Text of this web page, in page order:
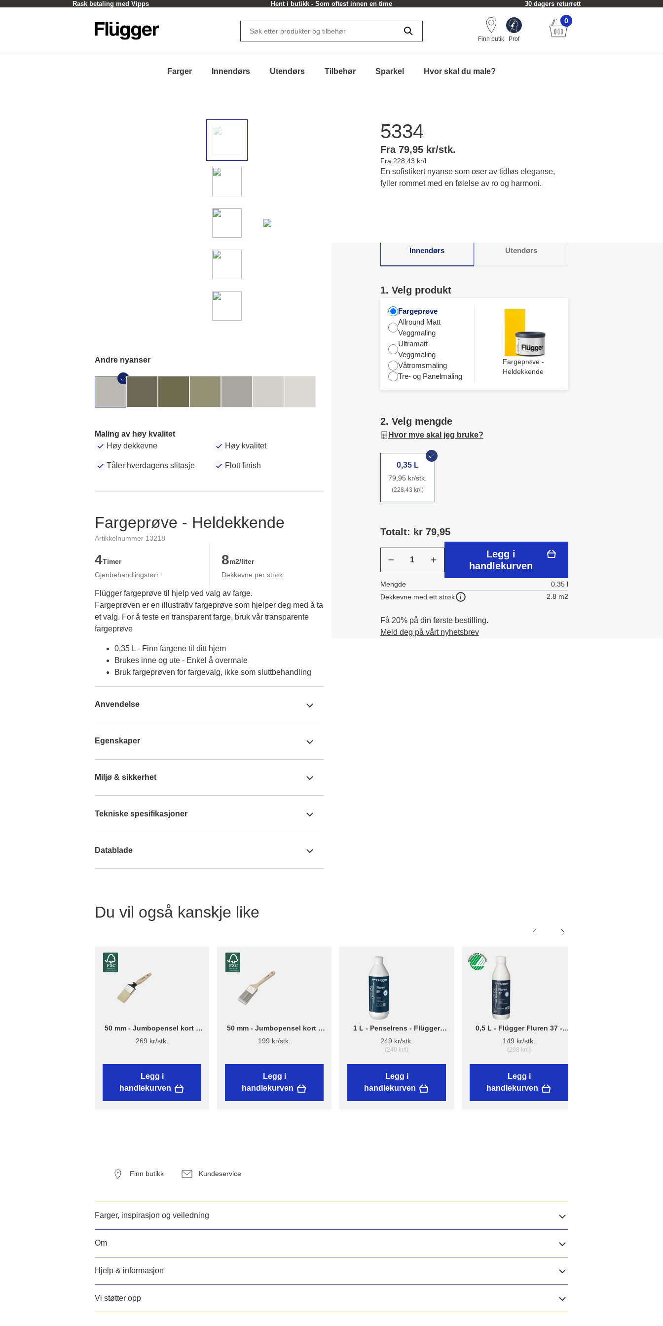
Rask betaling med Vipps Hent i butikk - Som oftest innen en time 30 dagers returrett
Finn butik Prof
0
Farger Innendørs Utendørs Tilbehør Sparkel Hvor skal du male?
Andre nyanser
Maling av høy kvalitet
Høy dekkevne
Høy kvalitet
Tåler hverdagens slitasje Flott finish
Fargeprøve - Heldekkende
Artikkelnummer 13218
4Timer
Gjenbehandlingstørr
8m2/liter
Dekkevne per strøk
Flügger fargeprøve til hjelp ved valg av farge.
Fargeprøven er en illustrativ fargeprøve som hjelper deg med å ta
et valg. For å teste en transparent farge, bruk vår transparente
fargeprøve
0,35 L - Finn fargene til ditt hjem
Brukes inne og ute - Enkel å overmale
Bruk fargeprøven for fargevalg, ikke som sluttbehandling
Anvendelse
Egenskaper
Miljø & sikkerhet
Tekniske spesifikasjoner
Datablade
5334
Fra 79,95 kr/stk.
Fra 228,43 kr/l
En sofistikert nyanse som oser av tidløs eleganse,
fyller rommet med en følelse av ro og harmoni.
Innendørs Utendørs
1. Velg produkt
Fargeprøve
Allround Matt
Veggmaling
Ultramatt
Veggmaling
Våtromsmaling
Tre- og Panelmaling
Fargeprøve -
Heldekkende
2. Velg mengde
Hvor mye skal jeg bruke?
0,35 L
79,95 kr/stk.
(228,43 kr/l)
Totalt: kr 79,95
Legg i
handlekurven
Mengde
0.35 l
Dekkevne med ett strøk
2.8 m2
Få 20% på din første bestilling.
Meld deg på vårt nyhetsbrev
Du vil også kanskje like
50 mm - Jumbopensel kort –
Flügger Excellence
269 kr/stk.
Legg i
handlekurven
50 mm - Jumbopensel kort –
Flügger Pro Series
199 kr/stk.
Legg i
handlekurven
1 L - Penselrens - Flügger
Fluren 59
249 kr/stk.
(249 kr/l)
Legg i
handlekurven
0,5 L - Flügger Fluren 37 -
Grunnrengjøring
149 kr/stk.
(298 kr/l)
Legg i
handlekurven
Finn butikk Kundeservice
Farger, inspirasjon og veiledning
Om
Hjelp & informasjon
Vi støtter opp